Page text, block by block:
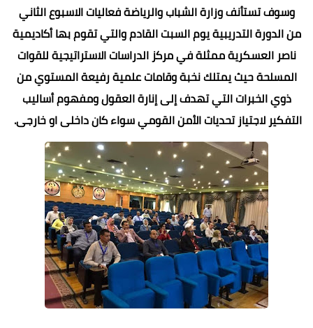
وسوف تستأنف وزارة الشباب والرياضة فعاليات الاسبوع الثاني
من الدورة التدريبية يوم السبت القادم والتي تقوم بها أكاديمية
ناصر العسكرية ممثلة في مركز الدراسات الاستراتيجية للقوات
المسلحة حيث يمتلك نخبة وقامات علمية رفيعة المستوي من
ذوي الخبرات التي تهدف إلى إنارة العقول ومفهوم أساليب
التفكير لاجتياز تحديات الأمن القومي سواء كان داخلى او خارجى.